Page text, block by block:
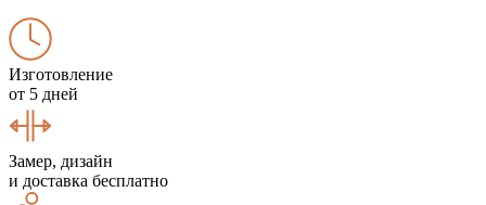
Изготовление
от 5 дней
Замер, дизайн
и доставка бесплатно